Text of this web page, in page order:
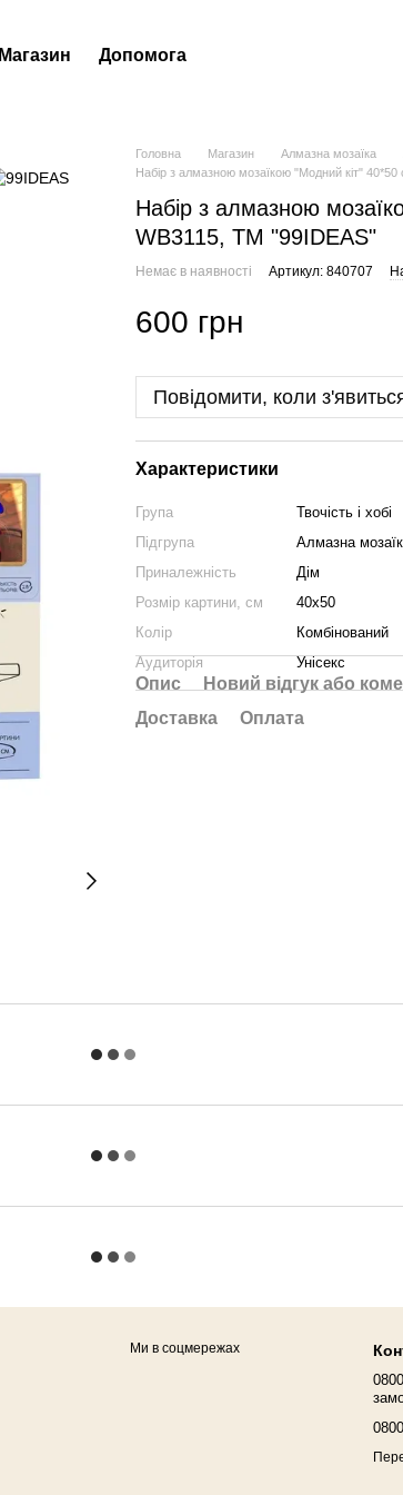
Магазин Допомога
Головна Магазин Алмазна мозаїка
Набір з алмазною мозаїкою "Модний кіт"
Набір з алмазною
WB3115, ТМ "99IDEAS"
Немає в наявності Артикул: 840707
600 грн
Повідомити, коли
Характеристики
Група
Твочість і хобі
Підгрупа
Алмазна
Приналежність
Дім
Розмір картини, см
40x50
Колір
Комбінований
Аудиторія
Унісекс
Опис
Новий відгук або
Доставка
Оплата
Ми в соцмережах